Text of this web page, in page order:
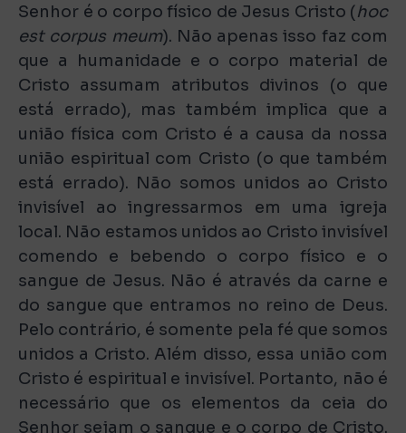
Senhor é o corpo físico de Jesus Cristo (hoc
est corpus meum). Não apenas isso faz com
que a humanidade e o corpo material de
Cristo assumam atributos divinos (o que
está errado), mas também implica que a
união física com Cristo é a causa da nossa
união espiritual com Cristo (o que também
está errado). Não somos unidos ao Cristo
invisível ao ingressarmos em uma igreja
local. Não estamos unidos ao Cristo invisível
comendo e bebendo o corpo físico e o
sangue de Jesus. Não é através da carne e
do sangue que entramos no reino de Deus.
Pelo contrário, é somente pela fé que somos
unidos a Cristo. Além disso, essa união com
Cristo é espiritual e invisível. Portanto, não é
necessário que os elementos da ceia do
Senhor sejam o sangue e o corpo de Cristo.